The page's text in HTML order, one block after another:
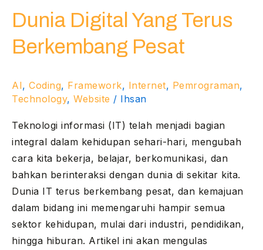
Dunia Digital Yang Terus
Berkembang Pesat
AI, Coding, Framework, Internet, Pemrograman,
Technology, Website / Ihsan
Teknologi informasi (IT) telah menjadi bagian
integral dalam kehidupan sehari-hari, mengubah
cara kita bekerja, belajar, berkomunikasi, dan
bahkan berinteraksi dengan dunia di sekitar kita.
Dunia IT terus berkembang pesat, dan kemajuan
dalam bidang ini memengaruhi hampir semua
sektor kehidupan, mulai dari industri, pendidikan,
hingga hiburan. Artikel ini akan mengulas
Yang
Berkembang